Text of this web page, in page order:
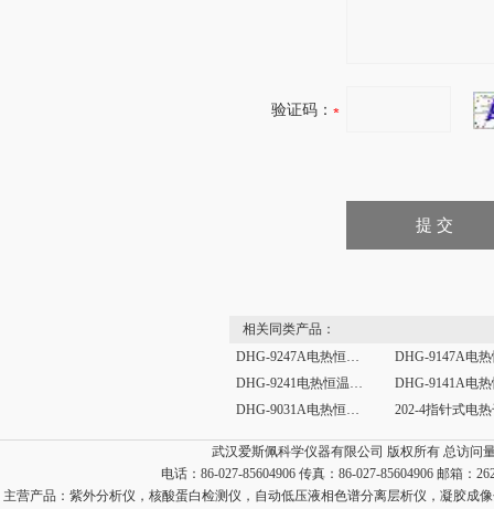
验证码：
相关同类产品：
DHG-9247A电热恒温干燥箱
DHG-9241电热恒温干燥箱
DHG-9031A电热恒温干燥箱
武汉爱斯佩科学仪器有限公司 版权所有 总访问
电话：86-027-85604906 传真：86-027-85604906 邮箱：
主营产品： 紫外分析仪，核酸蛋白检测仪，自动低压液相色谱分离层析仪，凝胶成